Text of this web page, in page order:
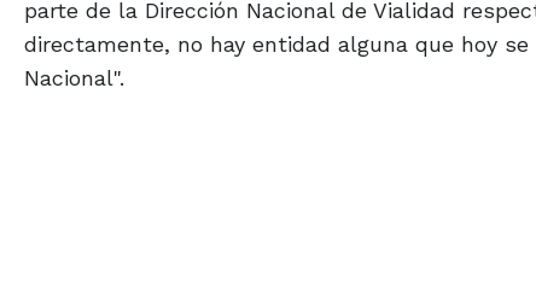
parte de la Dirección Nacional de Vialidad
directamente, no hay entidad alguna que hoy
Nacional".